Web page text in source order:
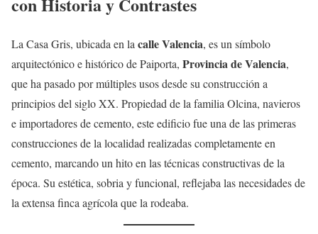
La Casa Gris, ubicada en la calle Valencia, es un símbolo
arquitectónico e histórico de Paiporta, Provincia de Valencia,
que ha pasado por múltiples usos desde su construcción a
principios del siglo XX. Propiedad de la familia Olcina, navieros
e importadores de cemento, este edificio fue una de las primeras
construcciones de la localidad realizadas completamente en
cemento, marcando un hito en las técnicas constructivas de la
época. Su estética, sobria y funcional, reflejaba las necesidades de
la extensa finca agrícola que la rodeaba.